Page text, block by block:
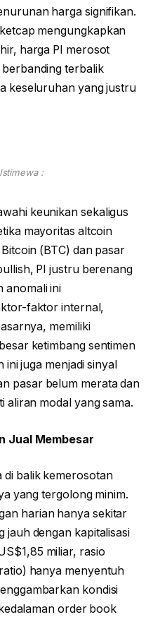
harga signifikan.
mengungkapkan
harga PI merosot
terbalik
keseluruhan yang justru
:
keunikan sekaligus
mayoritas altcoin
(BTC) dan pasar
PI justru berenang
anomali ini
faktor internal,
memiliki
ketimbang sentimen
juga menjadi sinyal
pasar belum merata dan
aliran modal yang sama.
Jual Membesar
di balik kemerosotan
yang tergolong minim.
harian hanya sekitar
jauh dengan kapitalisasi
miliar, rasio
hanya menyentuh
kondisi
order book